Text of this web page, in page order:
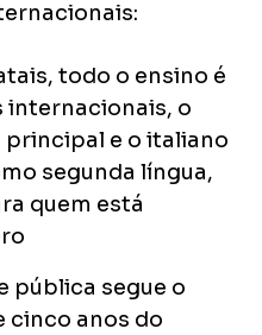
todo o ensino é
internacionais, o
principal e o italiano
segunda língua,
quem está
pública segue o
cinco anos do